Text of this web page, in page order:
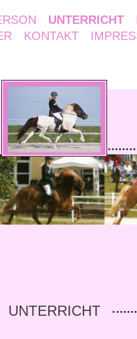
UNTERRICHT
KONTAKT
UNTERRICHT